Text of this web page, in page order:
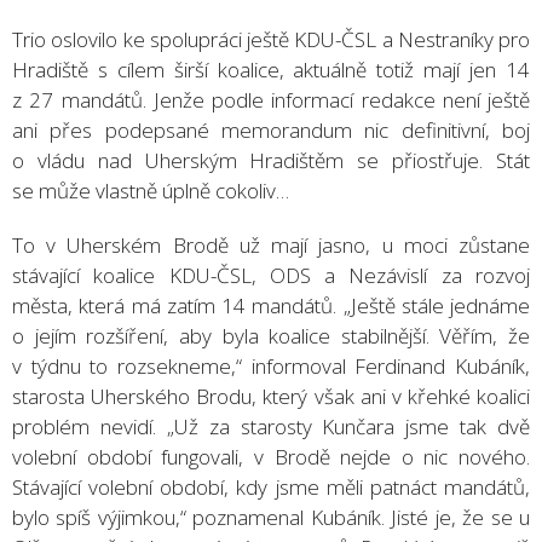
Trio oslovilo ke spolupráci ještě KDU-ČSL a Nestraníky pro
Hradiště s cílem širší koalice, aktuálně totiž mají jen 14
z 27 mandátů. Jenže podle informací redakce není ještě
ani přes podepsané memorandum nic definitivní, boj
o vládu nad Uherským Hradištěm se přiostřuje. Stát
se může vlastně úplně cokoliv…
To v Uherském Brodě už mají jasno, u moci zůstane
stávající koalice KDU-ČSL, ODS a Nezávislí za rozvoj
města, která má zatím 14 mandátů. „Ještě stále jednáme
o jejím rozšíření, aby byla koalice stabilnější. Věřím, že
v týdnu to rozsekneme,“ informoval Ferdinand Kubáník,
starosta Uherského Brodu, který však ani v křehké koalici
problém nevidí. „Už za starosty Kunčara jsme tak dvě
volební období fungovali, v Brodě nejde o nic nového.
Stávající volební období, kdy jsme měli patnáct mandátů,
bylo spíš výjimkou,“ poznamenal Kubáník. Jisté je, že se u